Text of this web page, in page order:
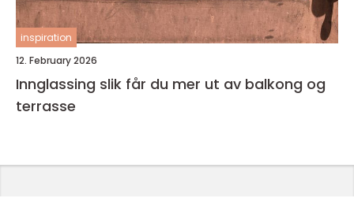
inspiration
12. February 2026
Innglassing slik får du mer ut av balkong og
terrasse